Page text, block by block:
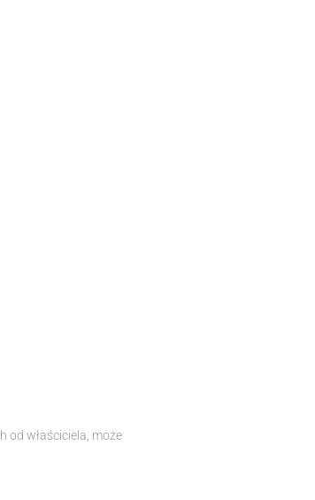
od właściciela, może